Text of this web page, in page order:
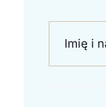
Imię i